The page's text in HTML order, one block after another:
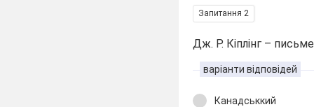
Запитання 2
Дж. Р. Кіплінг –
варіанти відповідей
Канадськкий